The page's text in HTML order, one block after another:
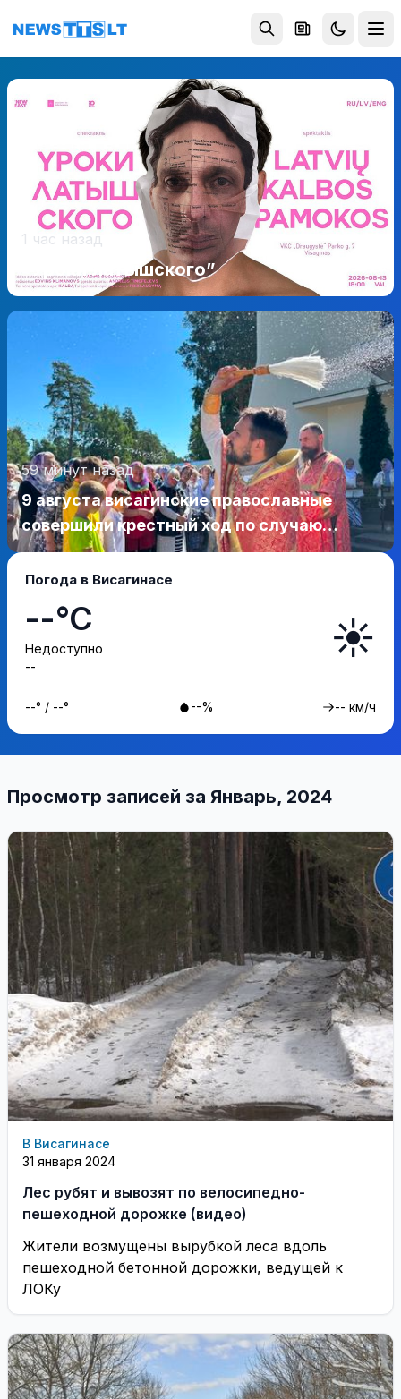
Перейти к содержимому
1 час назад
“Уроки латышского”
59 минут назад
9 августа висагинские православные
совершили крестный ход по случаю
престольного праздника (фотогалерея)
Погода в Висагинасе
--°C
Недоступно
--
☀️
--° / --° --% -- км/ч
Просмотр записей за Январь, 2024
В Висагинасе
31 января 2024
Лес рубят и вывозят по велосипедно-
пешеходной дорожке (видео)
Жители возмущены вырубкой леса вдоль
пешеходной бетонной дорожки, ведущей к
ЛОКу